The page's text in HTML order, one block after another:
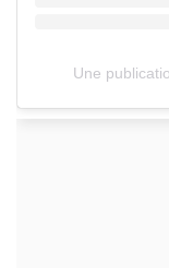
Une